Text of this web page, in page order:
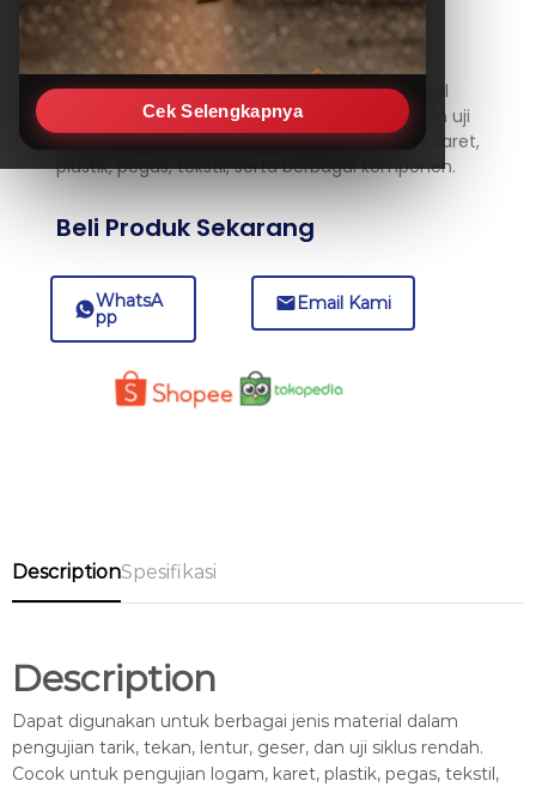
Cek Selengkapnya
WDW-1000G 1000KN, 100T
Electromechanical universal
testing machine
Dapat digunakan untuk berbagai jenis material
dalam pengujian tarik, tekan, lentur, geser, dan uji
siklus rendah. Cocok untuk pengujian logam, karet,
plastik, pegas, tekstil, serta berbagai komponen.
Beli Produk Sekarang
WhatsA
pp
Email Kami
DescriptionSpesifikasi
Description
Dapat digunakan untuk berbagai jenis material dalam
pengujian tarik, tekan, lentur, geser, dan uji siklus rendah.
Cocok untuk pengujian logam, karet, plastik, pegas, tekstil,